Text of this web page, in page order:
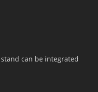
can be integrated